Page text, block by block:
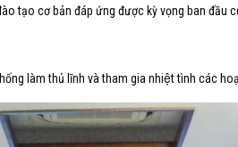
tạo cơ bản đáp ứng được kỳ vọng ban đầu
làm thủ lĩnh và tham gia nhiệt tình các